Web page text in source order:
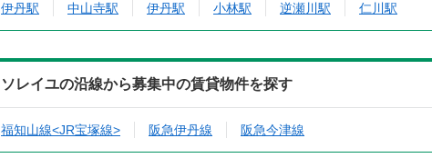
伊丹駅 中山寺駅 伊丹駅 小林駅 逆瀬川駅 仁川駅
ソレイユの沿線から募集中の賃貸物件を探す
福知山線<JR宝塚線> 阪急伊丹線 阪急今津線